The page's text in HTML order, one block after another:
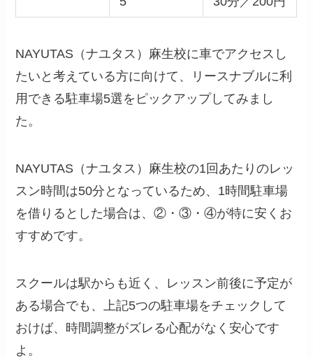
NAYUTAS（ナユタス）麻生校に車でアクセスし
たいと考えている方に向けて、リースナブルに利
用できる駐車場5選をピックアップしてみまし
た。
NAYUTAS（ナユタス）麻生校の1回あたりのレッ
スン時間は50分となっているため、1時間駐車場
を借りるとした場合は、②・③・④が特に安くお
すすめです。
スクールは駅からも近く、レッスン前後に予定が
ある場合でも、上記5つの駐車場をチェックして
おけば、時間調整がズレる心配がなく安心です
よ。